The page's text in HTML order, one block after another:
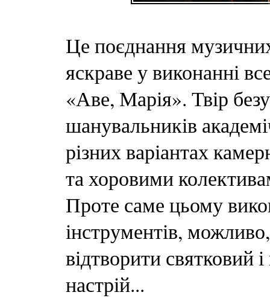
Це поєднання
яскраве у виконанні
«Аве, Марія». Твір
шанувальників
різних варіантах
та хоровими
Проте саме цьому
інструментів,
відтворити святковий
настрій...